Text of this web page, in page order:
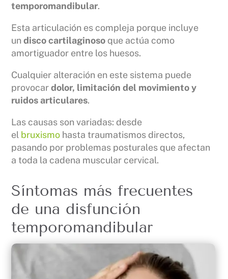
temporomandibular.
Esta articulación es compleja porque incluye
undisco cartilaginoso que actúa como
amortiguador entre los huesos.
Cualquier alteración en este sistema puede
provocardolor, limitación del movimiento y
ruidos articulares.
Las causas son variadas: desde
el bruxismo hasta traumatismos directos,
pasando por problemas posturales que afectan
a toda la cadena muscular cervical.
Síntomas más frecuentes
de una disfunción
temporomandibular